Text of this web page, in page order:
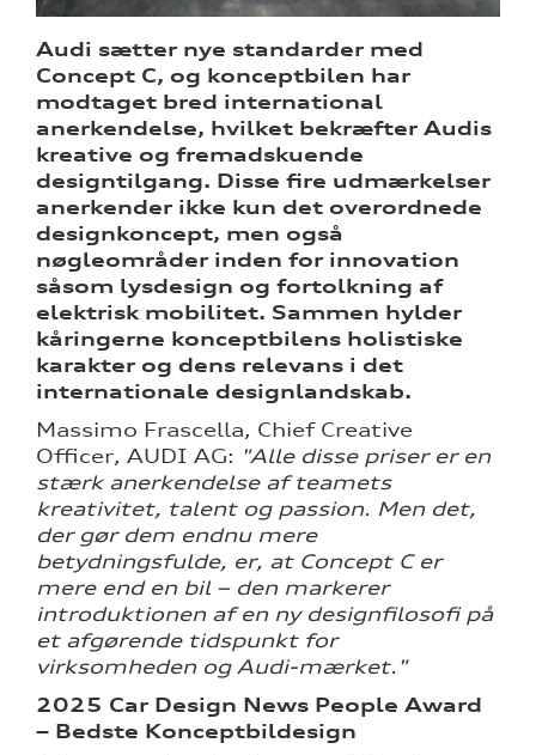
Audi sætter nye standarder med
Concept C, og konceptbilen har
modtaget bred international
anerkendelse, hvilket bekræfter Audis
kreative og fremadskuende
designtilgang. Disse fire udmærkelser
anerkender ikke kun det overordnede
designkoncept, men også
nøgleområder inden for innovation
såsom lysdesign og fortolkning af
elektrisk mobilitet. Sammen hylder
kåringerne konceptbilens holistiske
karakter og dens relevans i det
internationale designlandskab.
Massimo Frascella, Chief Creative
Officer, AUDI AG: "Alle disse priser er en
stærk anerkendelse af teamets
kreativitet, talent og passion. Men det,
der gør dem endnu mere
betydningsfulde, er, at Concept C er
mere end en bil – den markerer
introduktionen af en ny designfilosofi på
et afgørende tidspunkt for
virksomheden og Audi-mærket."
2025 Car Design News People Award
– Bedste Konceptbildesign